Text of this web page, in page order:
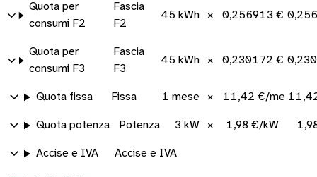
Quota per
consumi F2
Fascia
F2
45 kWh × 0,256913 €/kWh
Quota per
consumi F3
Fascia
F3
45 kWh × 0,230172 €/kWh
Quota fissa Fissa 1 mese × 11,42 €/mese
Quota potenza Potenza 3 kW × 1,98 €/kW
Accise e IVA Accise e IVA